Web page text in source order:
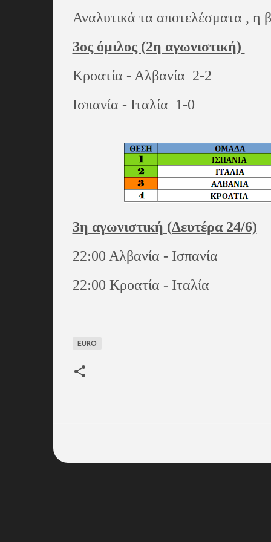
Αναλυτικά τα αποτελέσματα , η
3ος όμιλος (2η αγωνιστική)
Κροατία - Αλβανία 2-2
Ισπανία - Ιταλία 1-0
3η αγωνιστική (Δευτέρα 24/6)
22:00 Αλβανία - Ισπανία
22:00 Κροατία - Ιταλία
EURO